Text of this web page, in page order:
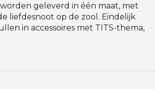
geleverd in één maat, met
liefdesnoot op de zool. Eindelijk
in accessoires met TITS-thema,